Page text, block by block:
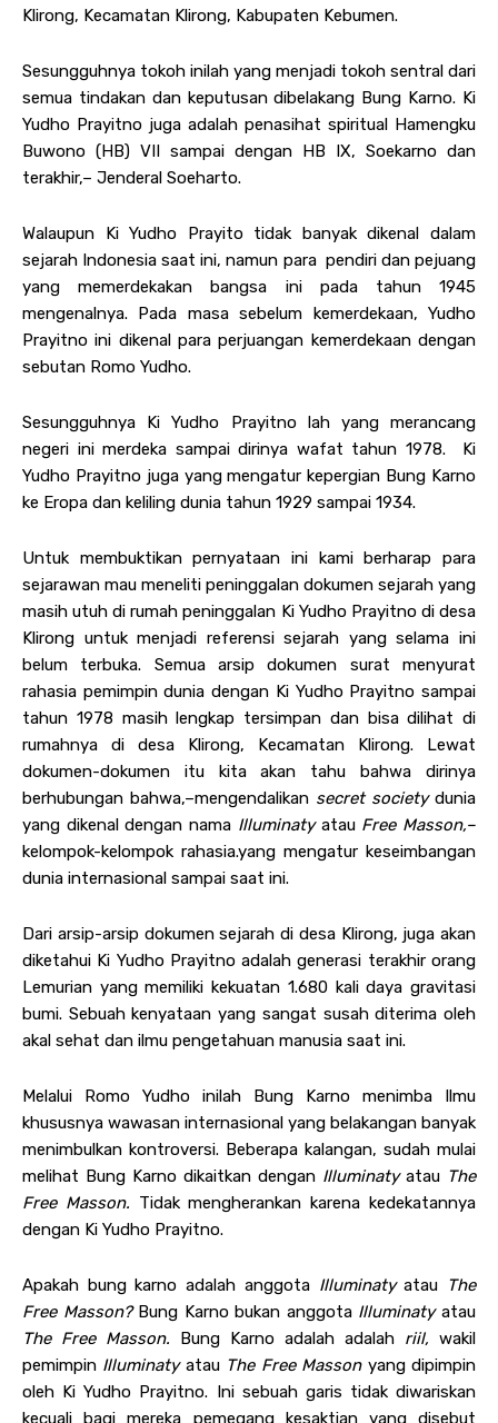
Klirong, Kecamatan Klirong, Kabupaten Kebumen.
Sesungguhnya tokoh inilah yang menjadi tokoh sentral dari
semua tindakan dan keputusan dibelakang Bung Karno. Ki
Yudho Prayitno juga adalah penasihat spiritual Hamengku
Buwono (HB) VII sampai dengan HB IX, Soekarno dan
terakhir,– Jenderal Soeharto.
Walaupun Ki Yudho Prayito tidak banyak dikenal dalam
sejarah Indonesia saat ini, namun para pendiri dan pejuang
yang memerdekakan bangsa ini pada tahun 1945
mengenalnya. Pada masa sebelum kemerdekaan, Yudho
Prayitno ini dikenal para perjuangan kemerdekaan dengan
sebutan Romo Yudho.
Sesungguhnya Ki Yudho Prayitno lah yang merancang
negeri ini merdeka sampai dirinya wafat tahun 1978. Ki
Yudho Prayitno juga yang mengatur kepergian Bung Karno
ke Eropa dan keliling dunia tahun 1929 sampai 1934.
Untuk membuktikan pernyataan ini kami berharap para
sejarawan mau meneliti peninggalan dokumen sejarah yang
masih utuh di rumah peninggalan Ki Yudho Prayitno di desa
Klirong untuk menjadi referensi sejarah yang selama ini
belum terbuka. Semua arsip dokumen surat menyurat
rahasia pemimpin dunia dengan Ki Yudho Prayitno sampai
tahun 1978 masih lengkap tersimpan dan bisa dilihat di
rumahnya di desa Klirong, Kecamatan Klirong. Lewat
dokumen-dokumen itu kita akan tahu bahwa dirinya
berhubungan bahwa,–mengendalikan secret societydunia
yang dikenal dengan nama Illuminaty atauFree Masson,–
kelompok-kelompok rahasia.yang mengatur keseimbangan
dunia internasional sampai saat ini.
Dari arsip-arsip dokumen sejarah di desa Klirong, juga akan
diketahui Ki Yudho Prayitno adalah generasi terakhir orang
Lemurian yang memiliki kekuatan 1.680 kali daya gravitasi
bumi. Sebuah kenyataan yang sangat susah diterima oleh
akal sehat dan ilmu pengetahuan manusia saat ini.
Melalui Romo Yudho inilah Bung Karno menimba Ilmu
khususnya wawasan internasional yang belakangan banyak
menimbulkan kontroversi. Beberapa kalangan, sudah mulai
melihat Bung Karno dikaitkan dengan Illuminaty atau The
Free Masson. Tidak mengherankan karena kedekatannya
dengan Ki Yudho Prayitno.
Apakah bung karno adalah anggota Illuminatyatau The
Free Masson? Bung Karno bukan anggota Illuminatyatau
The Free Masson. Bung Karno adalah adalah riil, wakil
pemimpin Illuminaty atau The Free Massonyang dipimpin
oleh Ki Yudho Prayitno. Ini sebuah garis tidak diwariskan
kecuali bagi mereka pemegang kesaktian yang disebut